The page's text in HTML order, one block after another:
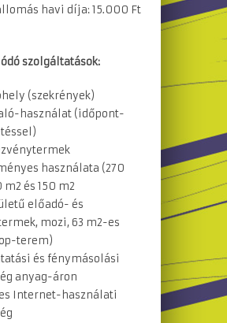
havi díja: 15.000 Ft
szolgáltatások:
(szekrények)
használat (időpont-
használata (270
m2 és 150 m2
előadó- és
mozi, 63 m2-es
terem)
és fénymásolási
anyag-áron
Internet-használati